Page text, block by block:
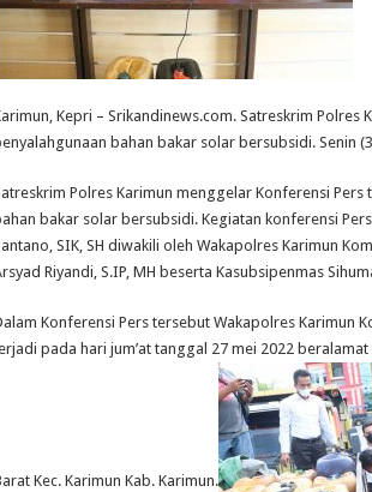
Kepri – Srikandinews.com. Satreskrim Polres
bahan bakar solar bersubsidi. Senin
Polres Karimun menggelar Konferensi
bakar solar bersubsidi. Kegiatan konferensi
SIK, SH diwakili oleh Wakapolres Karimun
Riyandi, S.IP, MH beserta Kasubsipenmas
Konferensi Pers tersebut Wakapolres Karimun
pada hari jum’at tanggal 27 mei 2022 beralamat
Kec. Karimun Kab. Karimun.